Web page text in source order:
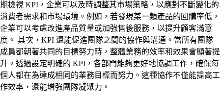
期檢視 KPI，企業可以及時調整其市場策略，以應對不斷變化的
消費者需求和市場環境。例如，若發現某一類產品的回購率低，
企業可以考慮改進產品質量或加強售後服務，以提升顧客滿意
度。 其次，KPI 還能促進團隊之間的協作與溝通。當所有團隊
成員都朝著共同的目標努力時，整體業務的效率和效果會顯著提
升。透過設定明確的 KPI，各部門能夠更好地協調工作，確保每
個人都在為達成相同的業務目標而努力。這種協作不僅能提高工
作效率，還能增強團隊凝聚力。